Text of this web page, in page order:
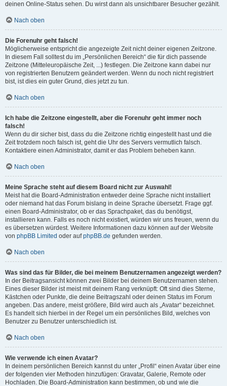
deinen Online-Status sehen. Du wirst dann als unsichtbarer Besucher gezählt.
Nach oben
Die Forenuhr geht falsch!
Möglicherweise entspricht die angezeigte Zeit nicht deiner eigenen Zeitzone.
In diesem Fall solltest du im „Persönlichen Bereich“ die für dich passende
Zeitzone (Mitteleuropäische Zeit, ...) festlegen. Die Zeitzone kann dabei nur
von registrierten Benutzern geändert werden. Wenn du noch nicht registriert
bist, ist dies ein guter Grund, dies jetzt zu tun.
Nach oben
Ich habe die Zeitzone eingestellt, aber die Forenuhr geht immer noch
falsch!
Wenn du dir sicher bist, dass du die Zeitzone richtig eingestellt hast und die
Zeit trotzdem noch falsch ist, geht die Uhr des Servers vermutlich falsch.
Kontaktiere einen Administrator, damit er das Problem beheben kann.
Nach oben
Meine Sprache steht auf diesem Board nicht zur Auswahl!
Meist hat die Board-Administration entweder deine Sprache nicht installiert
oder niemand hat das Forum bislang in deine Sprache übersetzt. Frage ggf.
einen Board-Administrator, ob er das Sprachpaket, das du benötigst,
installieren kann. Falls es noch nicht existiert, würden wir uns freuen, wenn du
es übersetzen würdest. Weitere Informationen dazu können auf der Website
von phpBB Limited oder aufphpBB.de gefunden werden.
Nach oben
Was sind das für Bilder, die bei meinem Benutzernamen angezeigt werden?
In der Beitragsansicht können zwei Bilder bei deinem Benutzernamen stehen.
Eines dieser Bilder ist meist mit deinem Rang verknüpft: Oft sind dies Sterne,
Kästchen oder Punkte, die deine Beitragszahl oder deinen Status im Forum
angeben. Das andere, meist größere, Bild wird auch als „Avatar“ bezeichnet.
Es handelt sich hierbei in der Regel um ein persönliches Bild, welches von
Benutzer zu Benutzer unterschiedlich ist.
Nach oben
Wie verwende ich einen Avatar?
In deinem persönlichen Bereich kannst du unter „Profil“ einen Avatar über eine
der folgenden vier Methoden hinzufügen: Gravatar, Galerie, Remote oder
Hochladen. Die Board-Administration kann bestimmen, ob und wie die